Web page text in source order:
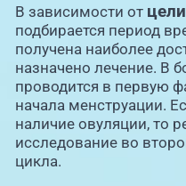
В зависимости от цели
подбирается период
получена наиболее
назначено лечение. В
проводится в первую
начала менструации.
наличие овуляции, то
исследование во
цикла.